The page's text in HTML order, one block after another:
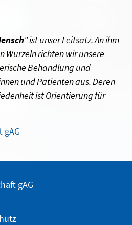
" ist unser Leitsatz. An ihm
Wurzeln richten wir unsere
Behandlung und
und Patienten aus. Deren
ist Orientierung für
gAG
gAG